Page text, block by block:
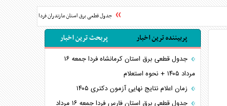
جدول قطعی برق استان مازندران فردا شنبه ۱۷ مرداد ۱۴۰۵ + نحوه استعلام
پربیننده ترین اخبار پربحث ترین اخبار
جدول قطعی برق استان کرمانشاه فردا جمعه ۱۶
مرداد ۱۴۰۵ + نحوه استعلام
زمان اعلام نتایج نهایی آزمون دکتری ۱۴۰۵
جدول قطعی برق استان فارس فردا جمعه ۱۶ مرداد